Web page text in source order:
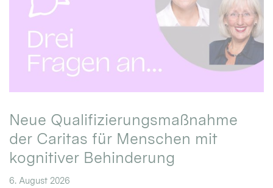
Neue Qualifizierungsmaßnahme
der Caritas für Menschen mit
kognitiver Behinderung
6. August 2026